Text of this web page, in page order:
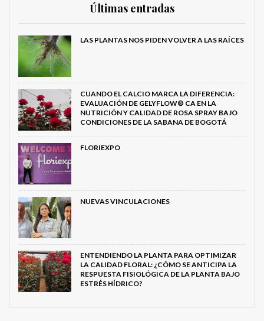
Últimas entradas
LAS PLANTAS NOS PIDEN VOLVER A LAS RAÍCES
CUANDO EL CALCIO MARCA LA DIFERENCIA:
EVALUACIÓN DE GELYFLOW® CA EN LA
NUTRICIÓN Y CALIDAD DE ROSA SPRAY BAJO
CONDICIONES DE LA SABANA DE BOGOTÁ
FLORIEXPO
NUEVAS VINCULACIONES
ENTENDIENDO LA PLANTA PARA OPTIMIZAR
LA CALIDAD FLORAL: ¿CÓMO SE ANTICIPA LA
RESPUESTA FISIOLÓGICA DE LA PLANTA BAJO
ESTRÉS HÍDRICO?